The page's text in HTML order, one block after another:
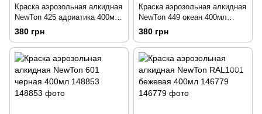
Краска аэрозольная алкидная
NewTon 425 адриатика 400мл
148938
380 грн
Краска аэрозольная алкидная
NewTon 449 океан 400мл
148898
380 грн